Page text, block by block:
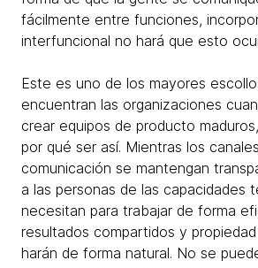
fácilmente entre funciones,
interfuncional no hará que esto
Este es uno de los mayores
encuentran las organizaciones
crear equipos de producto
por qué ser así. Mientras los
comunicación se mantengan
a las personas de las capacidades
necesitan para trabajar de forma
resultados compartidos y
harán de forma natural. No se